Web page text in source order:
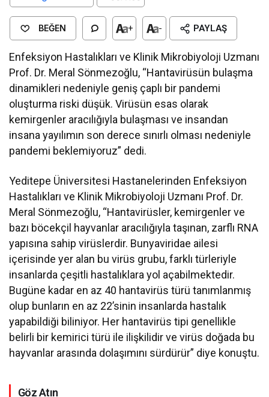
BEĞEN + - PAYLAŞ
Enfeksiyon Hastalıkları ve Klinik Mikrobiyoloji Uzmanı
Prof. Dr. Meral Sönmezoğlu, “Hantavirüsün bulaşma
dinamikleri nedeniyle geniş çaplı bir pandemi
oluşturma riski düşük. Virüsün esas olarak
kemirgenler aracılığıyla bulaşması ve insandan
insana yayılımın son derece sınırlı olması nedeniyle
pandemi beklemiyoruz” dedi.
Yeditepe Üniversitesi Hastanelerinden Enfeksiyon
Hastalıkları ve Klinik Mikrobiyoloji Uzmanı Prof. Dr.
Meral Sönmezoğlu, “Hantavirüsler, kemirgenler ve
bazı böcekçil hayvanlar aracılığıyla taşınan, zarflı RNA
yapısına sahip virüslerdir. Bunyaviridae ailesi
içerisinde yer alan bu virüs grubu, farklı türleriyle
insanlarda çeşitli hastalıklara yol açabilmektedir.
Bugüne kadar en az 40 hantavirüs türü tanımlanmış
olup bunların en az 22’sinin insanlarda hastalık
yapabildiği biliniyor. Her hantavirüs tipi genellikle
belirli bir kemirici türü ile ilişkilidir ve virüs doğada bu
hayvanlar arasında dolaşımını sürdürür” diye konuştu.
Göz Atın